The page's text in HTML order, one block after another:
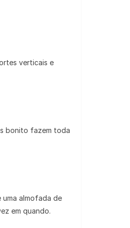
verticais e
bonito fazem toda
almofada de
em quando.